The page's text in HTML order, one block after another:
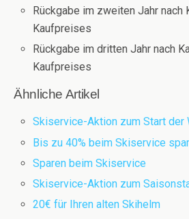
Rückgabe im zweiten Jahr nach
Kaufpreises
Rückgabe im dritten Jahr nach
Kaufpreises
Ähnliche Artikel
Skiservice-Aktion zum Start der
Bis zu 40% beim Skiservice
Sparen beim Skiservice
Skiservice-Aktion zum
20€ für Ihren alten Skihelm